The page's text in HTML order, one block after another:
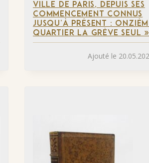
VILLE DE PARIS, DEPUIS SES
COMMENCEMENT CONNUS
JUSQU’À PRÉSENT :
QUARTIER LA GRÈVE SEUL
Ajouté le